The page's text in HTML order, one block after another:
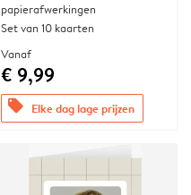
papierafwerkingen
Set van 10 kaarten
Vanaf
€ 9,99
offers Elke dag lage prijzen